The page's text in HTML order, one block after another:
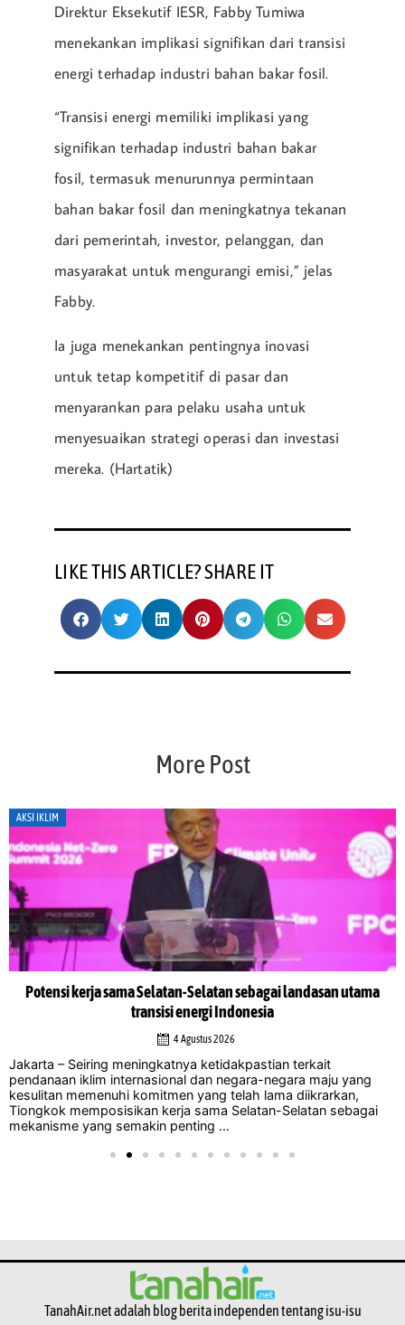
Direktur Eksekutif IESR, Fabby Tumiwa
menekankan implikasi signifikan dari transisi
energi terhadap industri bahan bakar fosil.
“Transisi energi memiliki implikasi yang
signifikan terhadap industri bahan bakar
fosil, termasuk menurunnya permintaan
bahan bakar fosil dan meningkatnya tekanan
dari pemerintah, investor, pelanggan, dan
masyarakat untuk mengurangi emisi,” jelas
Fabby.
Ia juga menekankan pentingnya inovasi
untuk tetap kompetitif di pasar dan
menyarankan para pelaku usaha untuk
menyesuaikan strategi operasi dan investasi
mereka. (Hartatik)
LIKE THIS ARTICLE? SHARE IT
More Post
AKSI IKLIM
Potensi kerja sama Selatan-Selatan sebagai landasan utama
transisi energi Indonesia
4 Agustus 2026
Jakarta – Seiring meningkatnya ketidakpastian terkait
pendanaan iklim internasional dan negara-negara maju yang
kesulitan memenuhi komitmen yang telah lama diikrarkan,
Tiongkok memposisikan kerja sama Selatan-Selatan sebagai
mekanisme yang semakin penting ...
TanahAir.net adalah blog berita independen tentang isu-isu